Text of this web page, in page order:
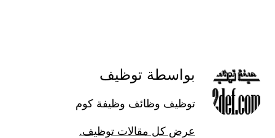
بواسطة توظيف
توظيف وظائف وظيفة كوم
عرض كل مقالات توظيف.